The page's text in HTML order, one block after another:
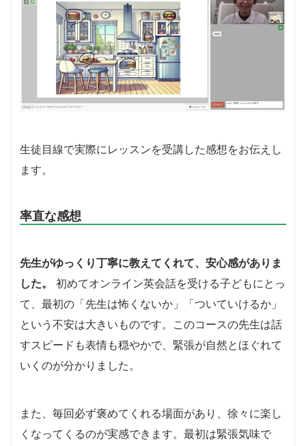
生徒目線で実際にレッスンを受講した感想をお伝えし
ます。
率直な感想
先生がゆっくり丁寧に教えてくれて、安心感がありま
した。
初めてオンライン英会話を受ける子どもにとっ
て、最初の「先生は怖くないか」「ついていけるか」
という不安は大きいものです。このコースの先生は話
すスピードも表情も穏やかで、緊張が自然とほぐれて
いくのが分かりました。
また、毎回必ず褒めてくれる場面があり、徐々に楽し
くなってくるのが実感できます。最初は緊張気味で